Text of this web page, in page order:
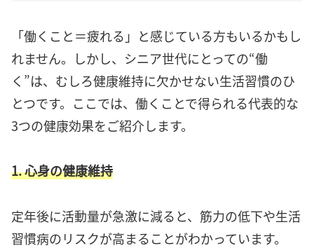
「働くこと＝疲れる」と感じている方もいるかもし
れません。しかし、シニア世代にとっての“働
く”は、むしろ健康維持に欠かせない生活習慣のひ
とつです。ここでは、働くことで得られる代表的な
3つの健康効果をご紹介します。
1. 心身の健康維持
定年後に活動量が急激に減ると、筋力の低下や生活
習慣病のリスクが高まることがわかっています。